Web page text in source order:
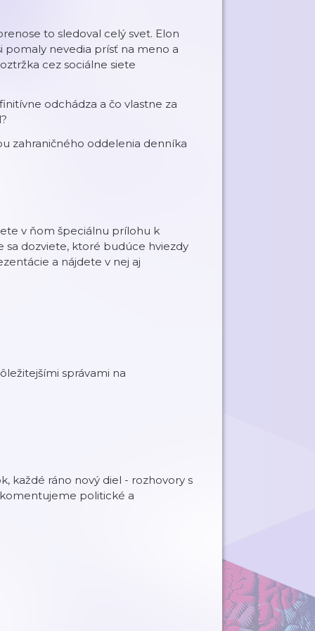
to sledoval celý svet. Elon
pomaly nevedia prísť na meno a
cez sociálne siete
odchádza a čo vlastne za
zahraničného oddelenia denníka
v ňom špeciálnu prílohu k
sa dozviete, ktoré budúce hviezdy
a nájdete v nej aj
správami na
každé ráno nový diel - rozhovory s
politické a